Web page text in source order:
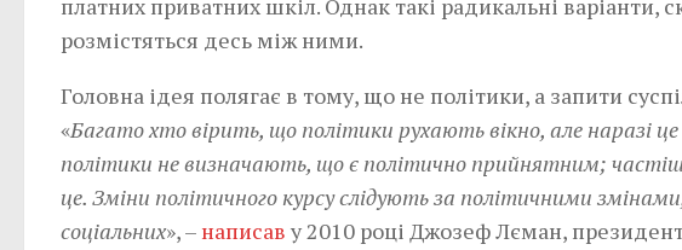
платних приватних шкіл. Однак такі радикальні варіанти,
розмістяться десь між ними.
Головна ідея полягає в тому, що не політики, а запити
«Багато хто вірить, що політики рухають вікно, але наразі
політики не визначають, що є політично прийнятним;
це. Зміни політичного курсу слідують за політичними
соціальних», – написав у 2010 році Джозеф Лєман,